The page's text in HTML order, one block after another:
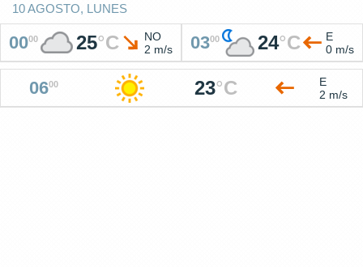
10 AGOSTO, LUNES
0000 25°C
NO
2 m/s
0300 24°C
E
0 m/s
0600 23°C
E
2 m/s